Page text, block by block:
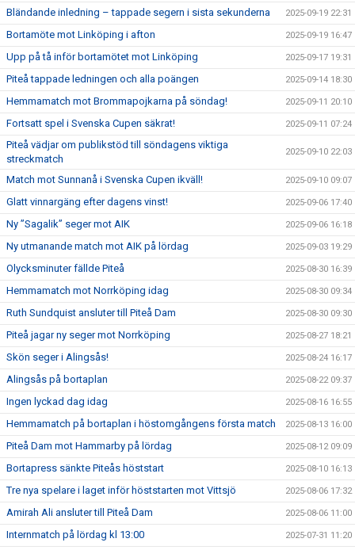
Bländande inledning – tappade segern i sista sekunderna 2025-09-19 22:31
Bortamöte mot Linköping i afton 2025-09-19 16:47
Upp på tå inför bortamötet mot Linköping 2025-09-17 19:31
Piteå tappade ledningen och alla poängen 2025-09-14 18:30
Hemmamatch mot Brommapojkarna på söndag! 2025-09-11 20:10
Fortsatt spel i Svenska Cupen säkrat! 2025-09-11 07:24
Piteå vädjar om publikstöd till söndagens viktiga
streckmatch
2025-09-10 22:03
Match mot Sunnanå i Svenska Cupen ikväll! 2025-09-10 09:07
Glatt vinnargäng efter dagens vinst! 2025-09-06 17:40
Ny ”Sagalik” seger mot AIK 2025-09-06 16:18
Ny utmanande match mot AIK på lördag 2025-09-03 19:29
Olycksminuter fällde Piteå 2025-08-30 16:39
Hemmamatch mot Norrköping idag 2025-08-30 09:34
Ruth Sundquist ansluter till Piteå Dam 2025-08-30 09:30
Piteå jagar ny seger mot Norrköping 2025-08-27 18:21
Skön seger i Alingsås! 2025-08-24 16:17
Alingsås på bortaplan 2025-08-22 09:37
Ingen lyckad dag idag 2025-08-16 16:55
Hemmamatch på bortaplan i höstomgångens första match 2025-08-13 16:00
Piteå Dam mot Hammarby på lördag 2025-08-12 09:09
Bortapress sänkte Piteås höststart 2025-08-10 16:13
Tre nya spelare i laget inför höststarten mot Vittsjö 2025-08-06 17:32
Amirah Ali ansluter till Piteå Dam 2025-08-06 11:00
Internmatch på lördag kl 13:00 2025-07-31 11:20